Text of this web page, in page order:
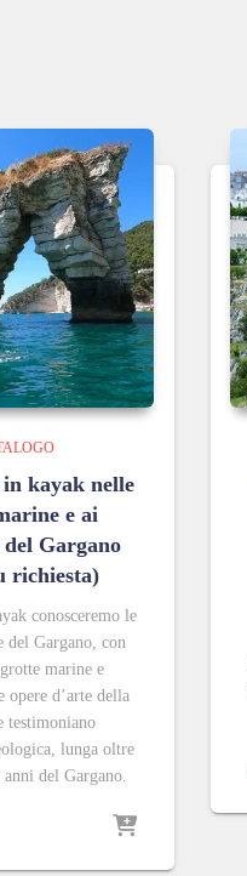
kayak nelle
e ai
Gargano
richiesta)
conosceremo le
del Gargano, con
marine e
opere d’arte della
testimoniano
lunga oltre
del Gargano.